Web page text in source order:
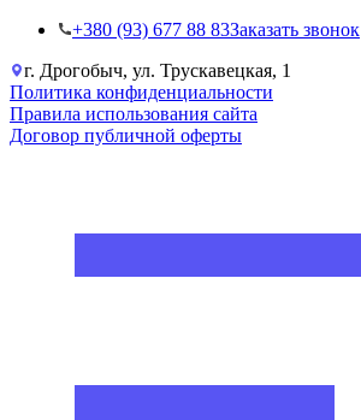
+38‎0 (93) 677 88 83Заказать звонок
г. Дрогобыч, ул. Трускавецкая, 1
Политика конфиденциальности
Правила использования сайта
Договор публичной оферты